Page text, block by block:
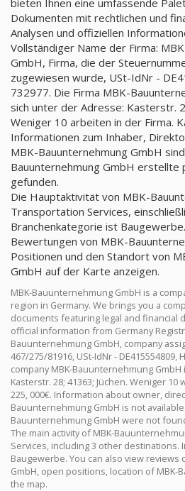
bieten Ihnen eine umfassende
Dokumenten mit rechtlichen und
Analysen und offiziellen
Vollständiger Name der Firma:
GmbH, Firma, die der
zugewiesen wurde, USt-IdNr -
732977. Die Firma MBK-
sich unter der Adresse: Kasterstr.
Weniger 10 arbeiten in der Firma.
Informationen zum Inhaber,
MBK-Bauunternehmung GmbH
Bauunternehmung GmbH erstellte
gefunden.
Die Hauptaktivität von MBK-
Transportation Services,
Branchenkategorie ist
Bewertungen von MBK-
Positionen und den Standort von
GmbH auf der Karte anzeigen.
MBK-Bauunternehmung GmbH is a
region in Germany. We brings you a
documents featuring legal and financial
official information from Germany
Bauunternehmung GmbH, company
467/275/81916, USt-IdNr - DE415554809,
company MBK-Bauunternehmung
Kasterstr. 28; 41363; Jüchen. Weniger
225, 000€. Information about owner,
Bauunternehmung GmbH is not
Bauunternehmung GmbH were not
The main activity of MBK-
Services, including 3 other destinations.
Baugewerbe. You can also view
GmbH, open positions, location of MBK-
the map.